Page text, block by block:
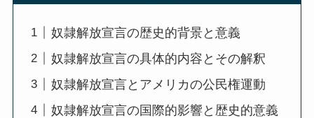
奴隷解放宣言の歴史的背景と意義
奴隷解放宣言の具体的内容とその解釈
奴隷解放宣言とアメリカの公民権運動
奴隷解放宣言の国際的影響と歴史的意義